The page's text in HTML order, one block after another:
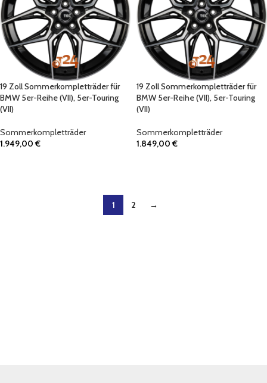
19 Zoll Sommerkompletträder für
BMW 5er-Reihe (VII), 5er-Touring
(VII)
Sommerkompletträder
1.949,00€
19 Zoll Sommerkompletträder für
BMW 5er-Reihe (VII), 5er-Touring
(VII)
Sommerkompletträder
1.849,00€
1 2 →